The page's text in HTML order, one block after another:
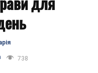
738